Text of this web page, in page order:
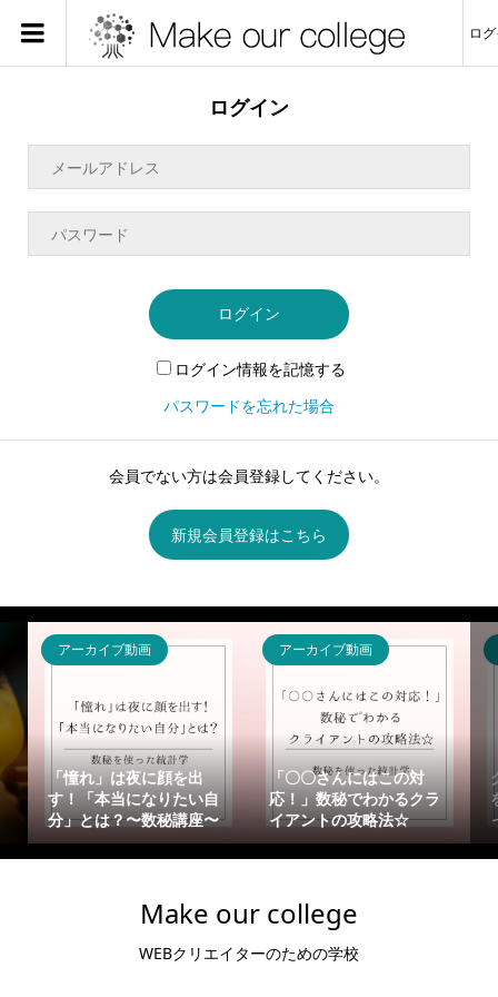
ロ
ログイン
ログイン
ログイン情報を記憶する
パスワードを忘れた場合
会員でない方は会員登録してください。
新規会員登録はこちら
アーカイブ動画
「憧れ」は夜に顔を出
す！「本当になりたい自
分」とは？〜数秘講座〜
アーカイブ動画
「〇〇さんにはこの対
応！」数秘でわかるクラ
イアントの攻略法☆
Make our college
WEBクリエイターのための学校